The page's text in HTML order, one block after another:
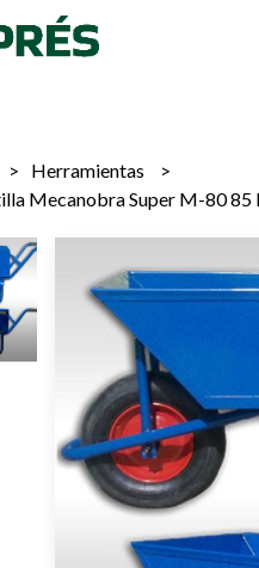
Herramientas
Mecanobra Super M-80 85